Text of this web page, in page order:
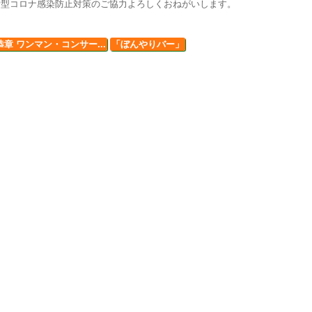
ロナ感染防止対策のご協力よろしくおねがいします。
章 ワンマン・コンサー... 「ぼんやりバー」